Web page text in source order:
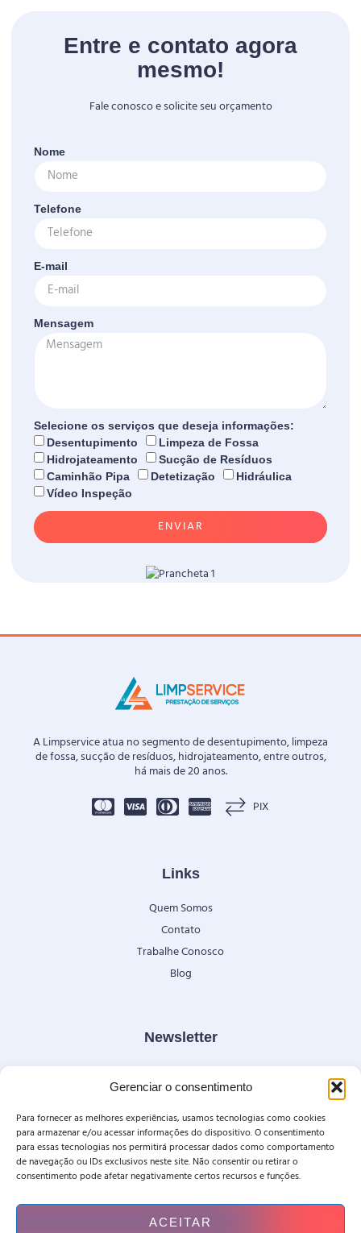
Gerenciar o consentimento
Para fornecer as melhores experiências, usamos tecnologias como cookies
para armazenar e/ou acessar informações do dispositivo. O consentimento
para essas tecnologias nos permitirá processar dados como comportamento
de navegação ou IDs exclusivos neste site. Não consentir ou retirar o
consentimento pode afetar negativamente certos recursos e funções.
ACEITAR
Entre e contato agora
mesmo!
Fale conosco e solicite seu orçamento
Nome
Telefone
E-mail
Mensagem
Selecione os serviços que deseja informações:
Desentupimento
Limpeza de Fossa
Hidrojateamento
Sucção de Resíduos
Caminhão Pipa
Detetização
Hidráulica
Vídeo Inspeção
ENVIAR
A Limpservice atua no segmento de desentupimento, limpeza
de fossa, sucção de resíduos, hidrojateamento, entre outros,
há mais de 20 anos.
PIX
Links
Quem Somos
Contato
Trabalhe Conosco
Blog
Newsletter
Fique por dentro de nossas novidades e condições especiais.
ENVIAR